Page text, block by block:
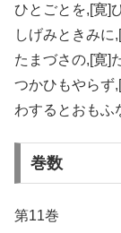
ひとごとを,[寛]
しげみときみに
たまづさの,[寛]
つかひもやらず
わするとおもふ
巻数
第11巻